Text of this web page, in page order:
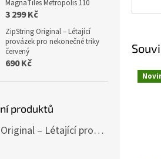
MagnaTiles Metropolis 110
3 299 Kč
ZipString Original – Létající
provázek pro nekonečné triky
červený
690 Kč
produktů
ZipString Original – Létající provázek pro nekonečné triky červený
je 5 z 5 hvězdiček.